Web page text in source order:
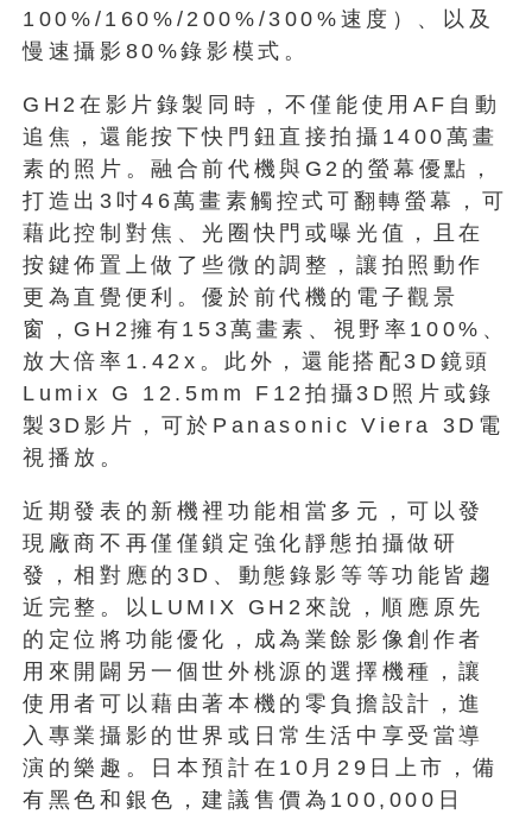
100%/160%/200%/300%速度）、以及
慢速攝影80%錄影模式。
GH2在影片錄製同時，不僅能使用AF自動
追焦，還能按下快門鈕直接拍攝1400萬畫
素的照片。融合前代機與G2的螢幕優點，
打造出3吋46萬畫素觸控式可翻轉螢幕，可
藉此控制對焦、光圈快門或曝光值，且在
按鍵佈置上做了些微的調整，讓拍照動作
更為直覺便利。優於前代機的電子觀景
窗，GH2擁有153萬畫素、視野率100%、
放大倍率1.42x。此外，還能搭配3D鏡頭
Lumix G 12.5mm F12拍攝3D照片或錄
製3D影片，可於Panasonic Viera 3D電
視播放。
近期發表的新機裡功能相當多元，可以發
現廠商不再僅僅鎖定強化靜態拍攝做研
發，相對應的3D、動態錄影等等功能皆趨
近完整。以LUMIX GH2來說，順應原先
的定位將功能優化，成為業餘影像創作者
用來開闢另一個世外桃源的選擇機種，讓
使用者可以藉由著本機的零負擔設計，進
入專業攝影的世界或日常生活中享受當導
演的樂趣。日本預計在10月29日上市，備
有黑色和銀色，建議售價為100,000日